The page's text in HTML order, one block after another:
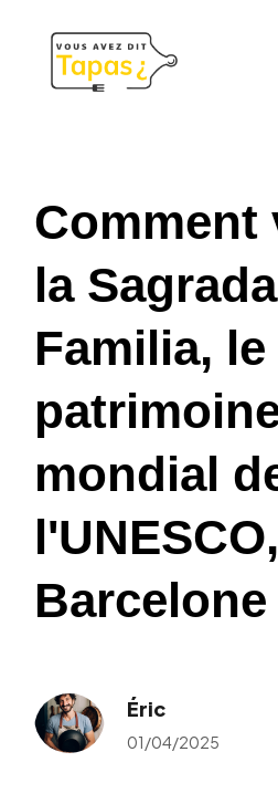
Comment
la Sagrada
Familia,
mondial
Barcelone
Éric
01/04/2025